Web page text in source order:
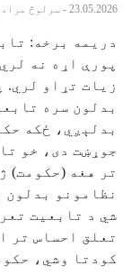
23.05.2026 - سرلوڅ
زیات تړاو لري.
بدلون سره
بدلېږي، ځکه
جوړښت دی، خو
تر هغه (حکومت)
نظامونو بدلون
شي د تابعیت
تعلق احساس تر
کودتا وشي،